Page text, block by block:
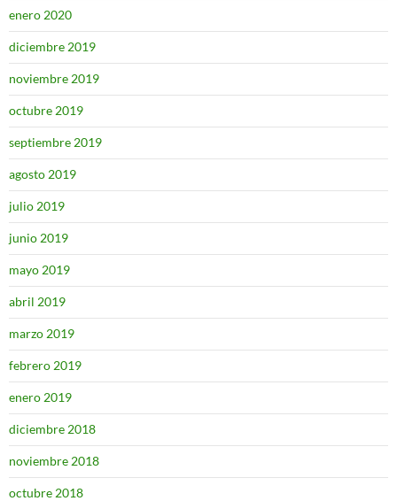
enero 2020
diciembre 2019
noviembre 2019
octubre 2019
septiembre 2019
agosto 2019
julio 2019
junio 2019
mayo 2019
abril 2019
marzo 2019
febrero 2019
enero 2019
diciembre 2018
noviembre 2018
octubre 2018